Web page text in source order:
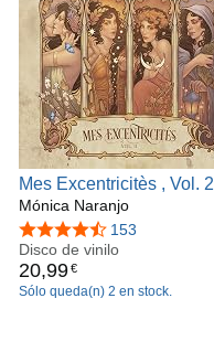
Mes Excentricitès , Vol. 2
Mónica Naranjo
4,7 de 5 estrellas
153
Disco de vinilo
20,99€
Sólo queda(n) 2 en stock.